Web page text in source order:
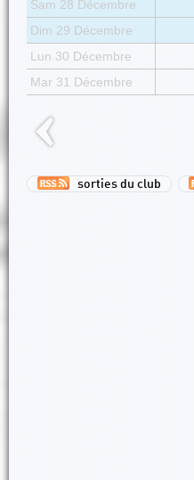
Sam 28 Décembre
Dim 29 Décembre
Lun 30 Décembre
Mar 31 Décembre
sorties du club